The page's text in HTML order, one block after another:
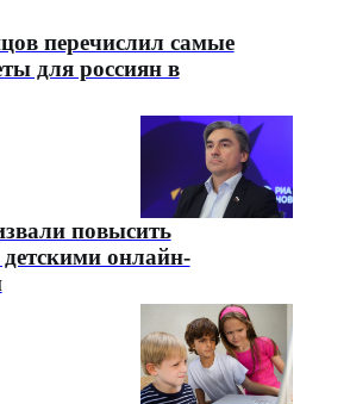
перечислил самые
для россиян в
повысить
онлайн-